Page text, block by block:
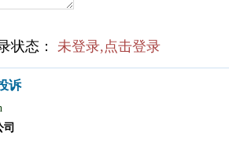
状态： 未登录,点击登录
诉